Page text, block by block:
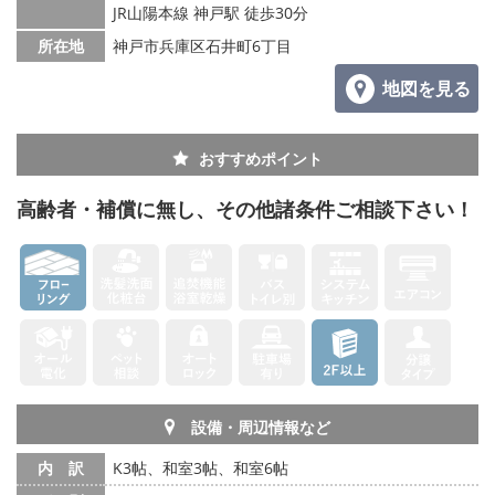
JR山陽本線 神戸駅 徒歩30分
所在地
神戸市兵庫区石井町6丁目
地図を見る
おすすめポイント
高齢者・補償に無し、その他諸条件ご相談下さい！
設備・周辺情報など
内 訳
K3帖、和室3帖、和室6帖